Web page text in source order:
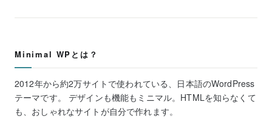
Minimal WPとは？
2012年から約2万サイトで使われている、日本語のWordPress
テーマです。 デザインも機能もミニマル。HTMLを知らなくて
も、おしゃれなサイトが自分で作れます。